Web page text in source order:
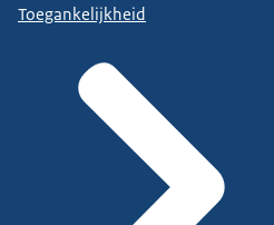
Toegankelijkheid